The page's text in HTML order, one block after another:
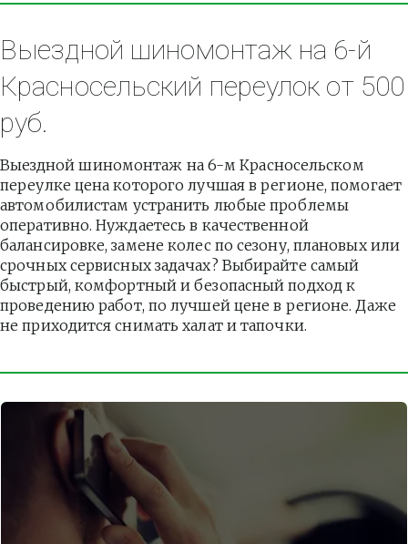
Выездной шиномонтаж на 6-й
Красносельский переулок от 500
руб.
Выездной шиномонтаж на 6-м Красносельском
переулке цена которого лучшая в регионе, помогает
автомобилистам устранить любые проблемы
оперативно. Нуждаетесь в качественной
балансировке, замене колес по сезону, плановых или
срочных сервисных задачах? Выбирайте самый
быстрый, комфортный и безопасный подход к
проведению работ, по лучшей цене в регионе. Даже
не приходится снимать халат и тапочки.